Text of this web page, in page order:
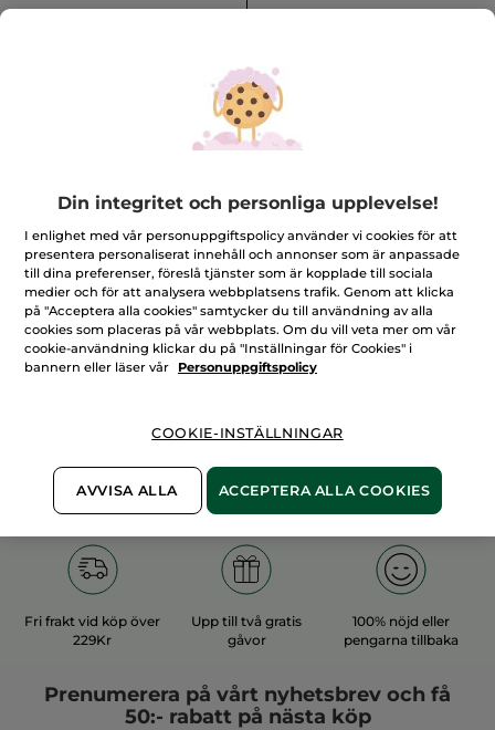
100%vegetabiliska
ingredienser
60 hektar
ekologiska odlingar
Fri frakt vid köp över
229Kr
Upp till två gratis
gåvor
100% nöjd eller
pengarna tillbaka
Prenumerera på vårt nyhetsbrev och få
50:- rabatt på nästa köp
Din integritet och personliga upplevelse!
I enlighet med vår personuppgiftspolicy använder vi cookies för att
presentera personaliserat innehåll och annonser som är anpassade
till dina preferenser, föreslå tjänster som är kopplade till sociala
medier och för att analysera webbplatsens trafik. Genom att klicka
på "Acceptera alla cookies" samtycker du till användning av alla
cookies som placeras på vår webbplats. Om du vill veta mer om vår
cookie-användning klickar du på "Inställningar för Cookies" i
bannern eller läser vår
Personuppgiftspolicy
COOKIE-INSTÄLLNINGAR
AVVISA ALLA ACCEPTERA ALLA COOKIES